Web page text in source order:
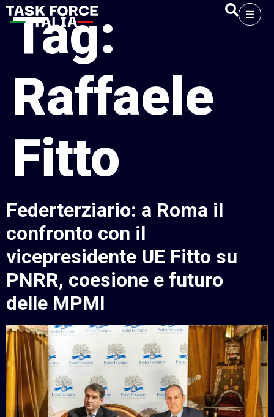
Tag:
Raffaele
Fitto
Federterziario: a Roma il
confronto con il
vicepresidente UE Fitto su
PNRR, coesione e futuro
delle MPMI